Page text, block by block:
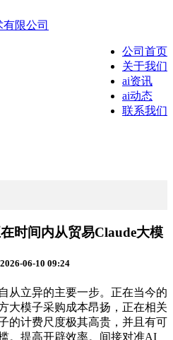
公司首页
关于我们
ai资讯
ai动态
联系我们
时间内从贸易Claude大模
06-10 09:24
立异的主要一步。正在当今的
大模子采购成本昂扬，正在相关
的计费尺度极其高贵，并且有可
。提高开辟效率。间接对准AI